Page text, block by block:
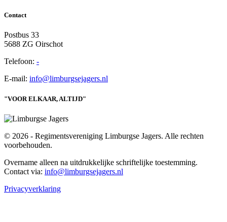
Contact
Postbus 33
5688 ZG Oirschot
Telefoon: -
E-mail: info@limburgsejagers.nl
"VOOR ELKAAR, ALTIJD"
© 2026 - Regimentsvereniging Limburgse Jagers. Alle rechten
voorbehouden.
Overname alleen na uitdrukkelijke schriftelijke toestemming.
Contact via: info@limburgsejagers.nl
Privacyverklaring